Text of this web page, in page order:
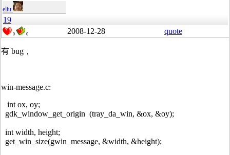
eliu
19
0 0 2008-12-28 quote
有 bug，
win-message.c:
int ox, oy;
gdk_window_get_origin (tray_da_win, &ox, &oy);
int width, height;
get_win_size(gwin_message, &width, &height);